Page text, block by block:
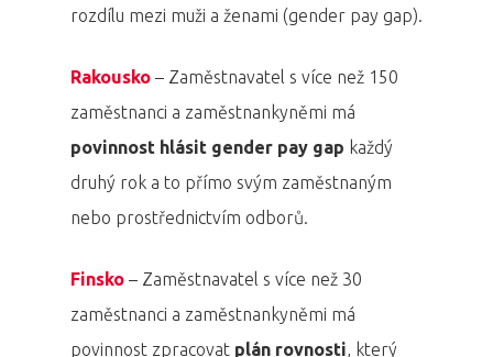
rozdílu mezi muži a ženami (gender pay gap).
Rakousko – Zaměstnavatel s více než 150
zaměstnanci a zaměstnankyněmi má
povinnost hlásit gender pay gap každý
druhý rok a to přímo svým zaměstnaným
nebo prostřednictvím odborů.
Finsko – Zaměstnavatel s více než 30
zaměstnanci a zaměstnankyněmi má
povinnost zpracovat plán rovnosti, který